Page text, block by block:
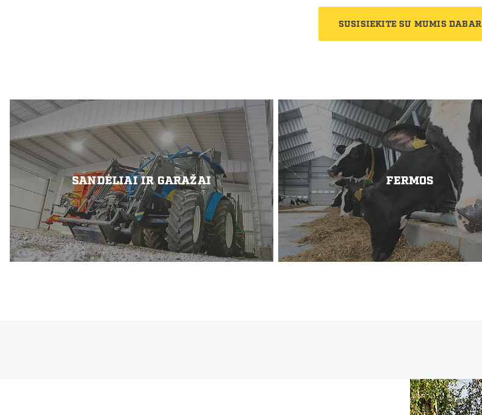
SUSISIEKITE SU MUMIS DABAR
SANDĖLIAI IR GARAŽAI FERMOS